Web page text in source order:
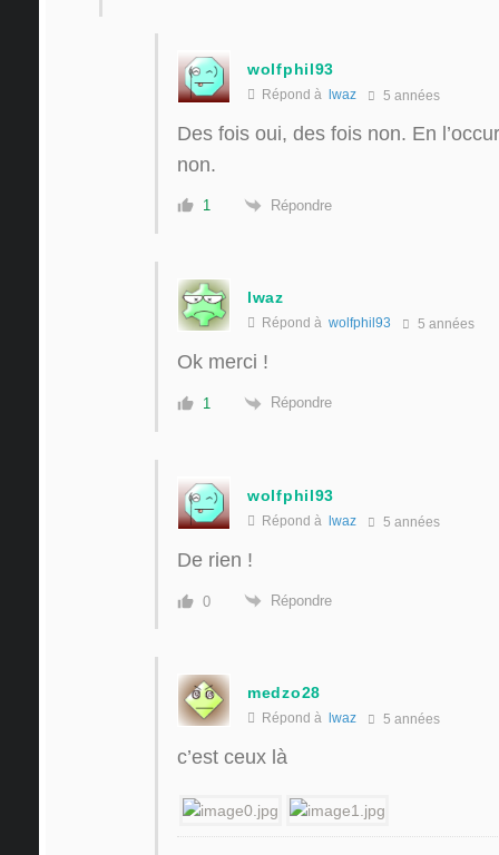
wolfphil93
Répond à lwaz 5 années
Des fois oui, des fois non. En
non.
1 Répondre
lwaz
Répond à wolfphil93 5 années
Ok merci !
1 Répondre
wolfphil93
Répond à lwaz 5 années
De rien !
0 Répondre
medzo28
Répond à lwaz 5 années
c’est ceux là